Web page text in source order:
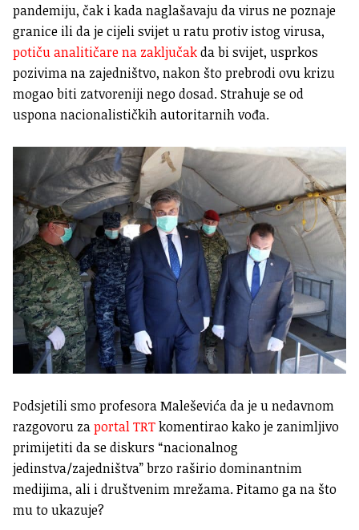
pandemiju, čak i kada naglašavaju da virus ne poznaje
granice ili da je cijeli svijet u ratu protiv istog virusa,
potiču analitičare na zaključakda bi svijet, usprkos
pozivima na zajedništvo, nakon što prebrodi ovu krizu
mogao biti zatvoreniji nego dosad. Strahuje se od
uspona nacionalističkih autoritarnih vođa.
Podsjetili smo profesora Maleševića da je u nedavnom
razgovoru zaportal TRTkomentirao kako je zanimljivo
primijetiti da se diskurs “nacionalnog
jedinstva/zajedništva” brzo raširio dominantnim
medijima, ali i društvenim mrežama. Pitamo ga na što
mu to ukazuje?